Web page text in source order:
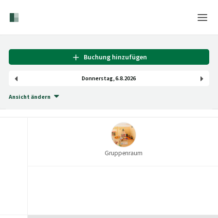
Buchung hinzufügen
Donnerstag,6.8.2026
Ansicht ändern
Gruppenraum